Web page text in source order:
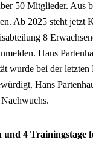
50 Mitglieder. Aus
Ab 2025 steht jetzt
8
Hans
wurde bei der
Hans
und 4 Trainingstage